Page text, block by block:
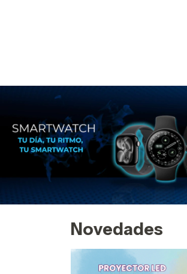
Novedades